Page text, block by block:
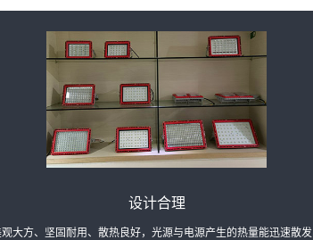
提供定制
可根据客户实际需求，更改灯具里面的光源、电器及其他配件等。